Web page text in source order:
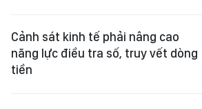
Cảnh sát kinh tế phải nâng cao
năng lực điều tra số, truy vết dòng
tiền